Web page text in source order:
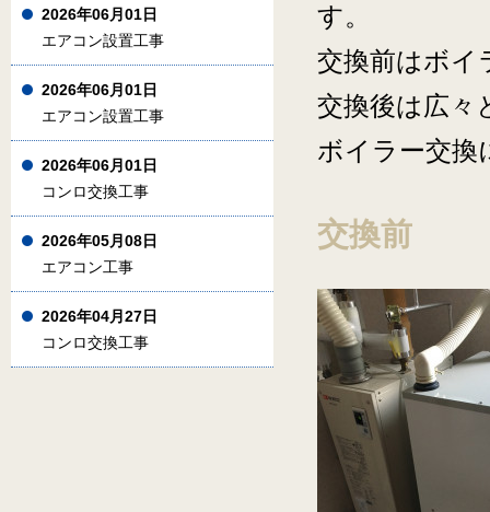
す。
交換前はボイ
交換後は広々
ボイラー交換
交換前
2026年06月01日
エアコン設置工事
2026年06月01日
エアコン設置工事
2026年06月01日
コンロ交換工事
2026年05月08日
エアコン工事
2026年04月27日
コンロ交換工事